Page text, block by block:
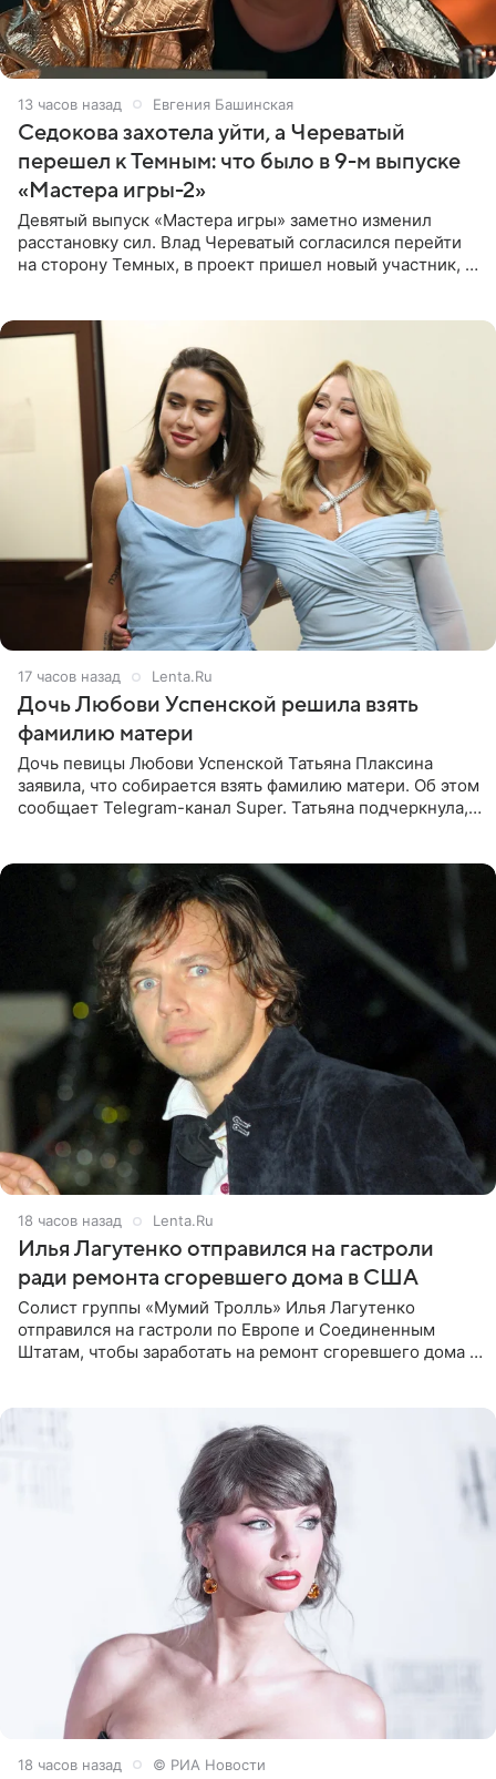
13 часов назад Евгения Башинская
Седокова захотела уйти, а Череватый
перешел к Темным: что было в 9-м выпуске
«Мастера игры-2»
Девятый выпуск «Мастера игры» заметно изменил
расстановку сил. Влад Череватый согласился перейти
на сторону Темных, в проект пришел новый участник, а
17 часов назад Lenta.Ru
Дочь Любови Успенской решила взять
фамилию матери
Дочь певицы Любови Успенской Татьяна Плаксина
заявила, что собирается взять фамилию матери. Об этом
сообщает Telegram-канал Super. Татьяна подчеркнула,
18 часов назад Lenta.Ru
Илья Лагутенко отправился на гастроли
ради ремонта сгоревшего дома в США
Солист группы «Мумий Тролль» Илья Лагутенко
отправился на гастроли по Европе и Соединенным
Штатам, чтобы заработать на ремонт сгоревшего дома в
18 часов назад © РИА Новости